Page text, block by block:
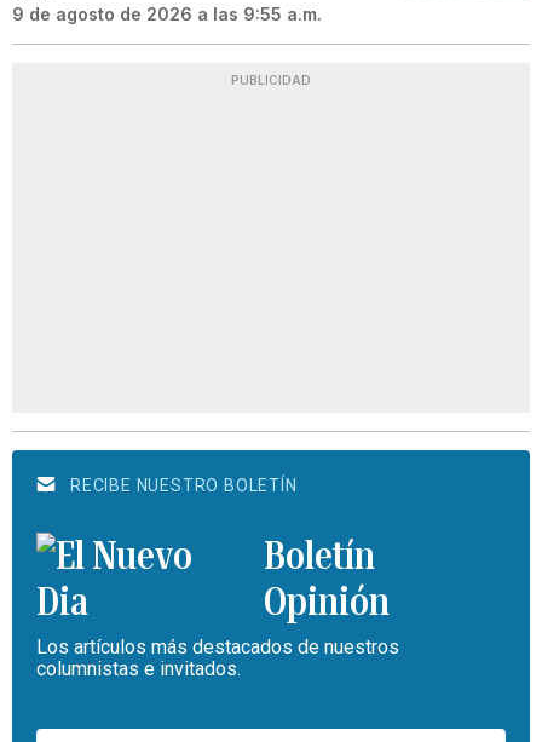
9 de agosto de 2026 a las 9:55 a.m.
PUBLICIDAD
RECIBE NUESTRO BOLETÍN
Boletín
Opinión
Los artículos más destacados de nuestros
columnistas e invitados.